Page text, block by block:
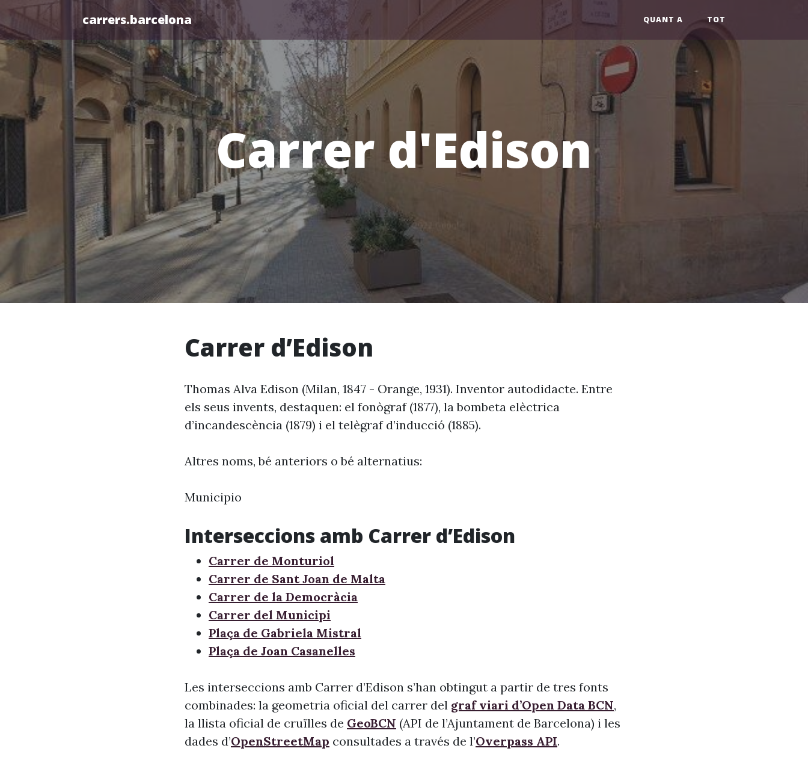
carrers.barcelona QUANT A TOT
Carrer d'Edison
Carrer d’Edison
Thomas Alva Edison (Milan, 1847 - Orange, 1931). Inventor autodidacte. Entre
els seus invents, destaquen: el fonògraf (1877), la bombeta elèctrica
d’incandescència (1879) i el telègraf d’inducció (1885).
Altres noms, bé anteriors o bé alternatius:
Municipio
Interseccions amb Carrer d’Edison
Carrer de Monturiol
Carrer de Sant Joan de Malta
Carrer de la Democràcia
Carrer del Municipi
Plaça de Gabriela Mistral
Plaça de Joan Casanelles
Les interseccions amb Carrer d’Edison s’han obtingut a partir de tres fonts
combinades: la geometria oficial del carrer del graf viari d’Open Data BCN,
la llista oficial de cruïlles de GeoBCN (API de l’Ajuntament de Barcelona) i les
dades d’OpenStreetMap consultades a través de l’Overpass API.